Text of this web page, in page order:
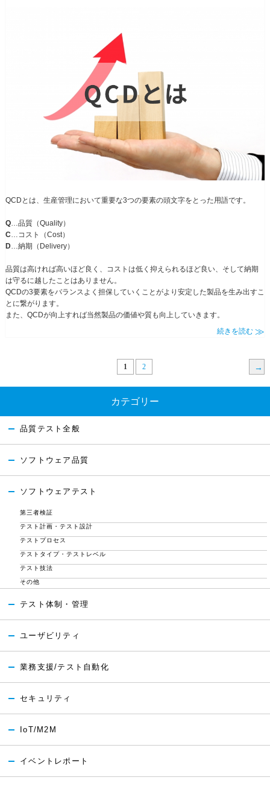
QCDとは、生産管理において重要な3つの要素の頭文字をとった用語です。
Q…品質（Quality）
C…コスト（Cost）
D…納期（Delivery）
品質は高ければ高いほど良く、コストは低く抑えられるほど良い、そして納期
は守るに越したことはありません。
QCDの3要素をバランスよく担保していくことがより安定した製品を生み出すこ
とに繋がります。
また、QCDが向上すれば当然製品の価値や質も向上していきます。
続きを読む
1
2
カテゴリー
品質テスト全般
ソフトウェア品質
ソフトウェアテスト
第三者検証
テスト計画・テスト設計
テストプロセス
テストタイプ・テストレベル
テスト技法
その他
テスト体制・管理
ユーザビリティ
業務支援/テスト自動化
セキュリティ
IoT/M2M
イベントレポート